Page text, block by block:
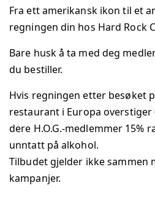
Fra ett amerikansk ikon til et
regningen din hos Hard Rock
Bare husk å ta med deg
du bestiller.
Hvis regningen etter besøket
restaurant i Europa overstiger
dere H.O.G.-medlemmer 15%
unntatt på alkohol.
Tilbudet gjelder ikke sammen
kampanjer.